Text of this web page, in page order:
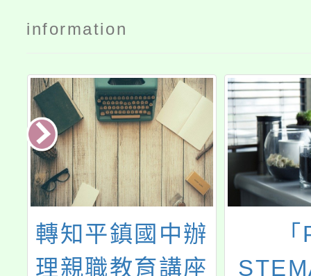
information
轉知平鎮國中辦
理親職教育講座